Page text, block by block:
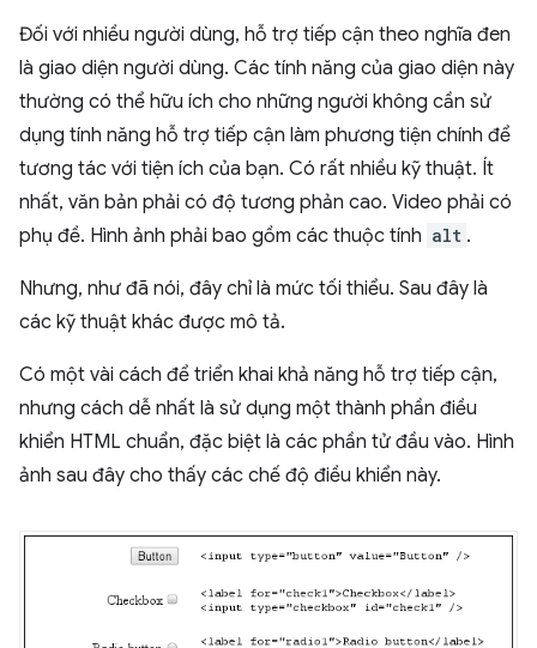
Đối với nhiều người dùng, hỗ trợ tiếp cận theo nghĩa đen
là giao diện người dùng. Các tính năng của giao diện này
thường có thể hữu ích cho những người không cần sử
dụng tính năng hỗ trợ tiếp cận làm phương tiện chính để
tương tác với tiện ích của bạn. Có rất nhiều kỹ thuật. Ít
nhất, văn bản phải có độ tương phản cao. Video phải có
phụ đề. Hình ảnh phải bao gồm các thuộc tính alt .
Nhưng, như đã nói, đây chỉ là mức tối thiểu. Sau đây là
các kỹ thuật khác được mô tả.
Có một vài cách để triển khai khả năng hỗ trợ tiếp cận,
nhưng cách dễ nhất là sử dụng một thành phần điều
khiển HTML chuẩn, đặc biệt là các phần tử đầu vào. Hình
ảnh sau đây cho thấy các chế độ điều khiển này.